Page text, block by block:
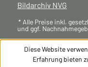
Bildarchiv NVG
* Alle Preise inkl.
und ggf.
Diese Website
Erfahrung bieten